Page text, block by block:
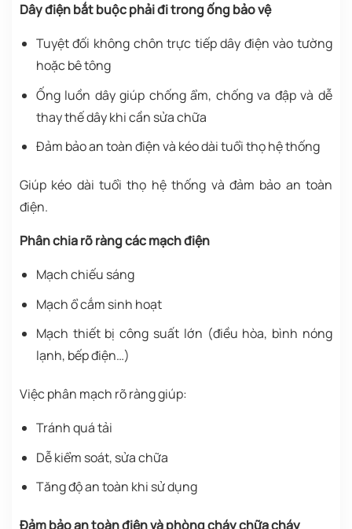
Dây điện bắt buộc phải đi trong ống bảo vệ
Tuyệt đối không chôn trực tiếp dây điện vào tường
hoặc bê tông
Ống luồn dây giúp chống ẩm, chống va đập và dễ
thay thế dây khi cần sửa chữa
Đảm bảo an toàn điện và kéo dài tuổi thọ hệ thống
Giúp kéo dài tuổi thọ hệ thống và đảm bảo an toàn
điện.
Phân chia rõ ràng các mạch điện
Mạch chiếu sáng
Mạch ổ cắm sinh hoạt
Mạch thiết bị công suất lớn (điều hòa, bình nóng
lạnh, bếp điện…)
Việc phân mạch rõ ràng giúp:
Tránh quá tải
Dễ kiểm soát, sửa chữa
Tăng độ an toàn khi sử dụng
Đảm bảo an toàn điện và phòng cháy chữa cháy